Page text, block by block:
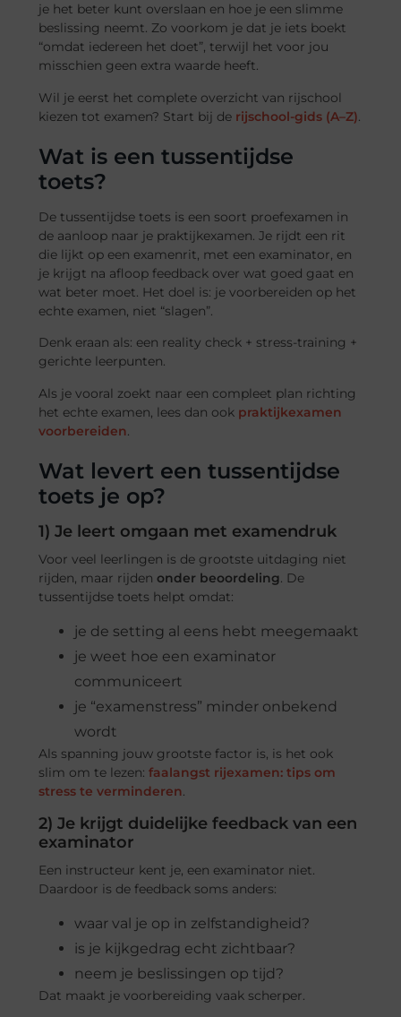
je het beter kunt overslaan en hoe je een slimme
beslissing neemt. Zo voorkom je dat je iets boekt
“omdat iedereen het doet”, terwijl het voor jou
misschien geen extra waarde heeft.
Wil je eerst het complete overzicht van rijschool
kiezen tot examen? Start bij de rijschool-gids (A–Z).
Wat is een tussentijdse
toets?
De tussentijdse toets is een soort proefexamen in
de aanloop naar je praktijkexamen. Je rijdt een rit
die lijkt op een examenrit, met een examinator, en
je krijgt na afloop feedback over wat goed gaat en
wat beter moet. Het doel is: je voorbereiden op het
echte examen, niet “slagen”.
Denk eraan als: een reality check + stress-training +
gerichte leerpunten.
Als je vooral zoekt naar een compleet plan richting
het echte examen, lees dan ook praktijkexamen
voorbereiden
Wat levert een tussentijdse
toets je op?
1) Je leert omgaan met examendruk
Voor veel leerlingen is de grootste uitdaging niet
rijden, maar rijden onder beoordeling . De
tussentijdse toets helpt omdat:
je de setting al eens hebt meegemaakt
je weet hoe een examinator
communiceert
je “examenstress” minder onbekend
wordt
Als spanning jouw grootste factor is, is het ook
slim om te lezen: faalangst rijexamen: tips om
stress te verminderen.
2) Je krijgt duidelijke feedback van een
examinator
Een instructeur kent je, een examinator niet.
Daardoor is de feedback soms anders:
waar val je op in zelfstandigheid?
is je kijkgedrag echt zichtbaar?
neem je beslissingen op tijd?
Dat maakt je voorbereiding vaak scherper.